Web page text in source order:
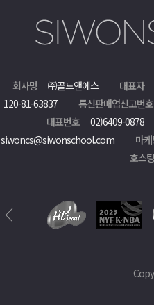
회사명 ㈜골드앤에스 대표자
120-81-63837 통신판매업신고번호
대표번호
02)6409-0878
siwoncs@siwonschool.com 마
호스